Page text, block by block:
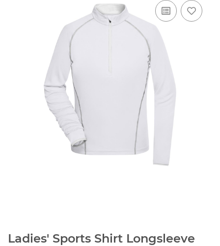
Ladies' Sports Shirt Longsleeve